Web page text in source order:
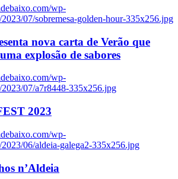
wp-
07/sobremesa-golden-hour-335x256.jpg
nova carta de Verão que
explosão de sabores
wp-
2023/07/a7r8448-335x256.jpg
2023
wp-
06/aldeia-galega2-335x256.jpg
n’Aldeia